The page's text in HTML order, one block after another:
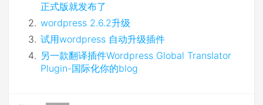
正式版就发布了
wordpress 2.6.2升级
试用wordpress 自动升级插件
另一款翻译插件Wordpress Global Translator
Plugin-国际化你的blog